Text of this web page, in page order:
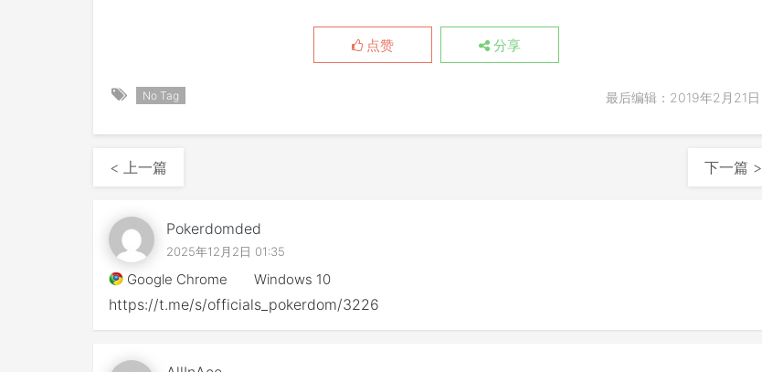
点赞 分享
No Tag 最后编辑：2019年2月21日
< 上一篇 下一篇 >
Pokerdomded
2025年12月2日 01:35
Google Chrome Windows 10
https://t.me/s/officials_pokerdom/3226